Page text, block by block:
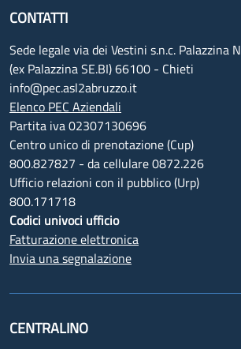
CONTATTI
Sede legale via dei Vestini s.n.c. Palazzina N
(ex Palazzina SE.BI) 66100 - Chieti
info@pec.asl2abruzzo.it
Elenco PEC Aziendali
Partita iva 02307130696
Centro unico di prenotazione (Cup)
800.827827 - da cellulare 0872.226
Ufficio relazioni con il pubblico (Urp)
800.171718
Codici univoci ufficio
Fatturazione elettronica
Invia una segnalazione
CENTRALINO